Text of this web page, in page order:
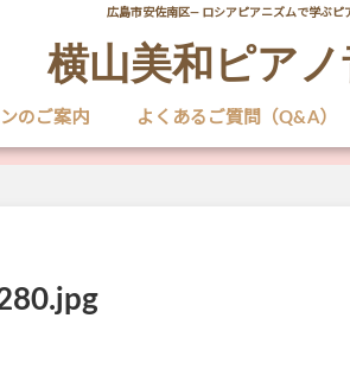
広島市安佐南区― ロシアピアニズムで学ぶピ
横山美和ピア
のご案内 よくあるご質問（Q&A）